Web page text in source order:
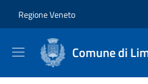
Regione Veneto
Comune di